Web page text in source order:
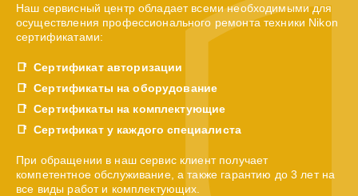
Наш сервисный центр обладает всеми необходимыми для
осуществления профессионального ремонта техники Nikon
сертификатами:
Сертификат авторизации
Сертификаты на оборудование
Сертификаты на комплектующие
Сертификат у каждого специалиста
При обращении в наш сервис клиент получает
компетентное обслуживание, а также гарантию до 3 лет на
все виды работ и комплектующих.